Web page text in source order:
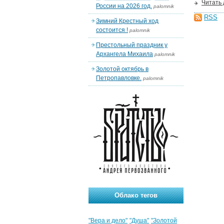
Читать
RSS
России на 2026 год. palomnik
Зимний Крестный ход
состоится ! palomnik
Престольный праздник у
Архангела Михаила palomnik
Золотой октябрь в
Петропавловке. palomnik
Облако тегов
"Вера и дело" "Душа" "Золотой